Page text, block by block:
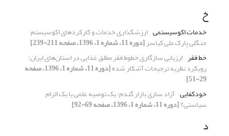
خ
خدمات اکوسیستمی ارزشگذاری خدمات و کارکردهای اکوسیستم
جنگلی پارک ملی کیاسر[دوره 11، شماره 1، 1396، صفحه 211-239]
خط فقر ارزیابی سازگاری خطوط فقر مطلق غذایی در استان‌های ایران:
رویکرد نظریه ترجیحات آشکار شده [دوره 11، شماره 1، 1396، صفحه
29-51]
خودکفایی آزاد سازی بازار گندم؛ یک توصیه علمی یا یک الزام
سیاستی؟[دوره 11، شماره 1، 1396، صفحه 69-92]
د